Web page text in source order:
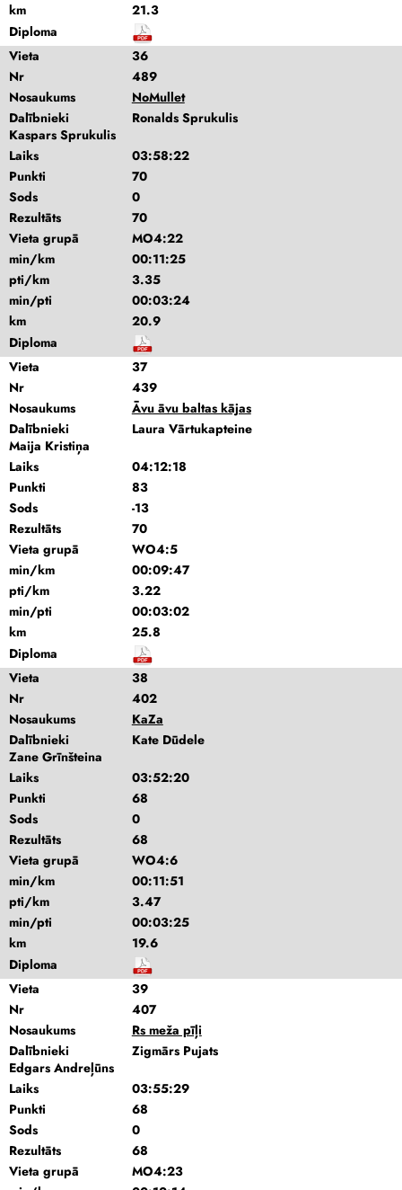
km
21.3
Diploma
Vieta
36
Nr
489
Nosaukums
NoMullet
Dalībnieki
Ronalds Sprukulis
Kaspars Sprukulis
Laiks
03:58:22
Punkti
70
Sods
0
Rezultāts
70
Vieta grupā
MO4:22
min/km
00:11:25
pti/km
3.35
min/pti
00:03:24
km
20.9
Diploma
Vieta
37
Nr
439
Nosaukums
Āvu āvu baltas kājas
Dalībnieki
Laura Vārtukapteine
Maija Kristiņa
Laiks
04:12:18
Punkti
83
Sods
-13
Rezultāts
70
Vieta grupā
WO4:5
min/km
00:09:47
pti/km
3.22
min/pti
00:03:02
km
25.8
Diploma
Vieta
38
Nr
402
Nosaukums
KaZa
Dalībnieki
Kate Dūdele
Zane Grīnšteina
Laiks
03:52:20
Punkti
68
Sods
0
Rezultāts
68
Vieta grupā
WO4:6
min/km
00:11:51
pti/km
3.47
min/pti
00:03:25
km
19.6
Diploma
Vieta
39
Nr
407
Nosaukums
Rs meža pīļi
Dalībnieki
Zigmārs Pujats
Edgars Andreļūns
Laiks
03:55:29
Punkti
68
Sods
0
Rezultāts
68
Vieta grupā
MO4:23